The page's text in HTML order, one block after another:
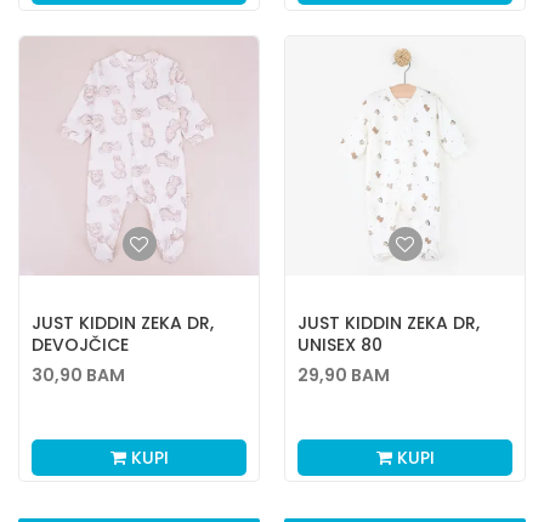
JUST KIDDIN ZEKA DR,
DEVOJČICE
30,90 BAM
KUPI
JUST KIDDIN ZEKA DR,
UNISEX 80
29,90 BAM
KUPI